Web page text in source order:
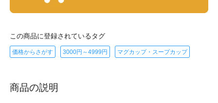
この商品に登録されているタグ
価格からさがす 3000円～4999円 マグカップ・スープカップ
商品の説明